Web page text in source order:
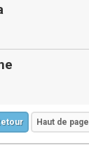
Haut de page